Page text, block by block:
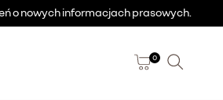
o nowych informacjach prasowych.
0